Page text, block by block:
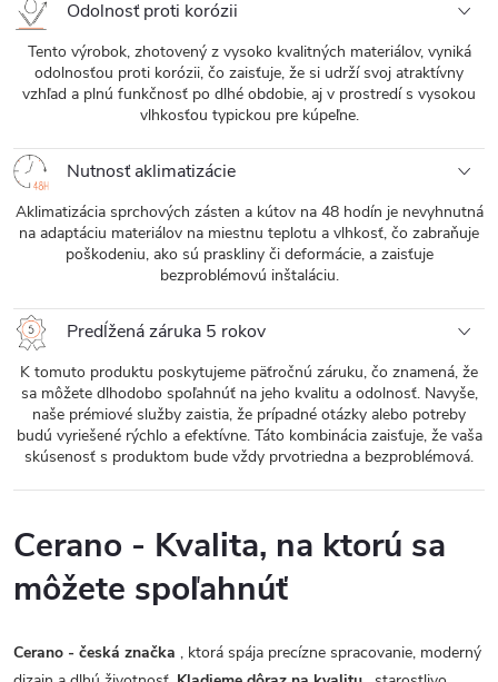
Odolnosť proti korózii
Tento výrobok, zhotovený z vysoko kvalitných materiálov, vyniká
odolnosťou proti korózii, čo zaisťuje, že si udrží svoj atraktívny
vzhľad a plnú funkčnosť po dlhé obdobie, aj v prostredí s vysokou
vlhkosťou typickou pre kúpeľne.
Nutnosť aklimatizácie
Aklimatizácia sprchových zásten a kútov na 48 hodín je nevyhnutná
na adaptáciu materiálov na miestnu teplotu a vlhkosť, čo zabraňuje
poškodeniu, ako sú praskliny či deformácie, a zaisťuje
bezproblémovú inštaláciu.
Predĺžená záruka 5 rokov
K tomuto produktu poskytujeme päťročnú záruku, čo znamená, že
sa môžete dlhodobo spoľahnúť na jeho kvalitu a odolnosť. Navyše,
naše prémiové služby zaistia, že prípadné otázky alebo potreby
budú vyriešené rýchlo a efektívne. Táto kombinácia zaisťuje, že vaša
skúsenosť s produktom bude vždy prvotriedna a bezproblémová.
Cerano - Kvalita, na ktorú sa
môžete spoľahnúť
Cerano - česká značka , ktorá spája precízne spracovanie, moderný